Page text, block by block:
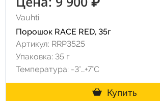
Vauhti
Порошок RACE RED, 35г
Артикул: RRP3525
Упаковка: 35 г
Температура: -3°…+7°C
Купить